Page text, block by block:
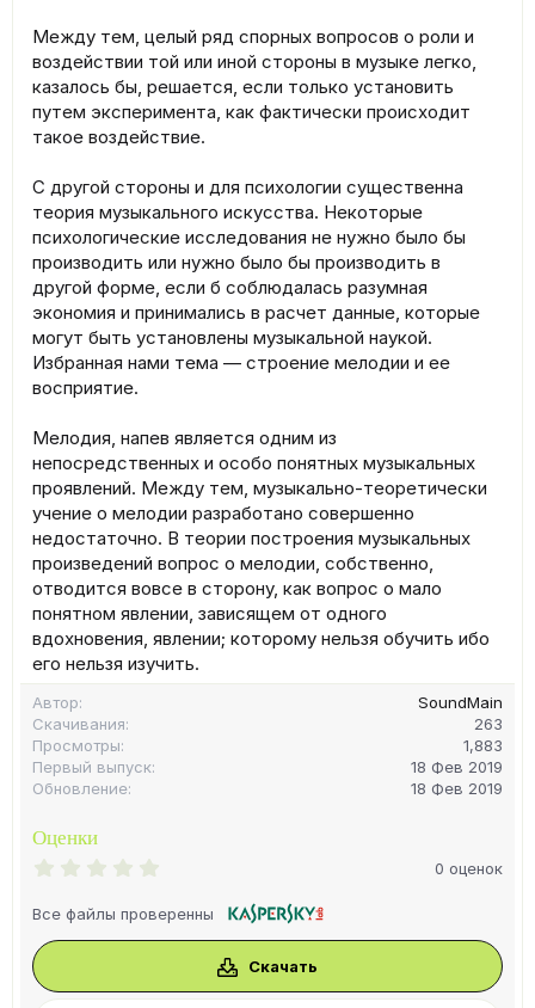
Между тем, целый ряд спорных вопросов о роли и
воздействии той или иной стороны в музыке легко,
казалось бы, решается, если только установить
путем эксперимента, как фактически происходит
такое воздействие.
С другой стороны и для психологии существенна
теория музыкального искусства. Некоторые
психологические исследования не нужно было бы
производить или нужно было бы производить в
другой форме, если б соблюдалась разумная
экономия и принимались в расчет данные, которые
могут быть установлены музыкальной наукой.
Избранная нами тема — строение мелодии и ее
восприятие.
Мелодия, напев является одним из
непосредственных и особо понятных музыкальных
проявлений. Между тем, музыкально-теоретически
учение о мелодии разработано совершенно
недостаточно. В теории построения музыкальных
произведений вопрос о мелодии, собственно,
отводится вовсе в сторону, как вопрос о мало
понятном явлении, зависящем от одного
вдохновения, явлении; которому нельзя обучить ибо
его нельзя изучить.
Автор
SoundMain
Скачивания
263
Просмотры
1,883
Первый выпуск
18 Фев 2019
Обновление
18 Фев 2019
Оценки
0
з
з
0 оценок
Все файлы проверенны
Скачать